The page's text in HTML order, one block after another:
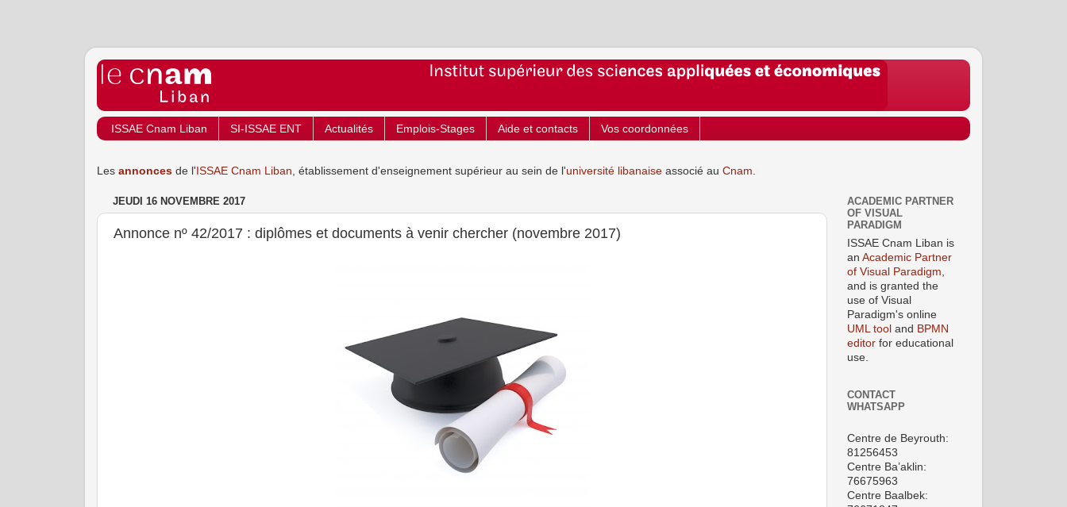
ISSAE Cnam Liban SI-ISSAE ENT Actualités Emplois-Stages Aide et contacts Vos coordonnées
Les annonces de l' ISSAE Cnam Liban , établissement d'enseignement supérieur au sein de l'université libanaise associé au Cnam
JEUDI 16 NOVEMBRE 2017
Annonce nº 42/2017 : diplômes et documents à venir chercher (novembre 2017)
ACADEMIC PARTNER
OF VISUAL
PARADIGM
ISSAE Cnam Liban is
an Academic Partner
of Visual Paradigm
and is granted the
use of Visual
Paradigm's online
UML tool and BPMN
editor for educational
use.
CONTACT
WHATSAPP
Centre de Beyrouth:
81256453
Centre Ba’aklin:
76675963
Centre Baalbek: